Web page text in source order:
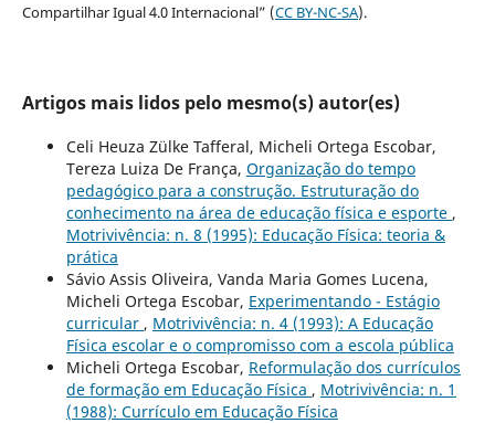
Compartilhar Igual 4.0 Internacional” (CC BY-NC-SA).
Artigos mais lidos pelo mesmo(s) autor(es)
Celi Heuza Zülke Tafferal, Micheli Ortega Escobar,
Tereza Luiza De França, Organização do tempo
pedagógico para a construção. Estruturação do
conhecimento na área de educação física e esporte ,
Motrivivência: n. 8 (1995): Educação Física: teoria &
prática
Sávio Assis Oliveira, Vanda Maria Gomes Lucena,
Micheli Ortega Escobar, Experimentando - Estágio
curricular , Motrivivência: n. 4 (1993): A Educação
Física escolar e o compromisso com a escola pública
Micheli Ortega Escobar, Reformulação dos currículos
de formação em Educação Física , Motrivivência: n. 1
(1988): Currículo em Educação Física